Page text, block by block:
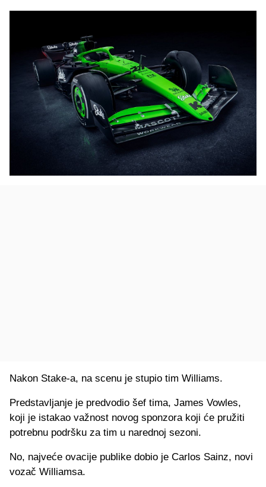
Nakon Stake-a, na scenu je stupio tim Williams.
Predstavljanje je predvodio šef tima, James Vowles,
koji je istakao važnost novog sponzora koji će pružiti
potrebnu podršku za tim u narednoj sezoni.
No, najveće ovacije publike dobio je Carlos Sainz, novi
vozač Williamsa.